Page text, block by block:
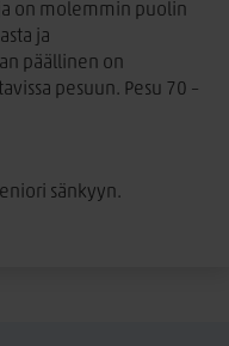
on molemmin puolin
ja
päällinen on
pesuun. Pesu 70 –
sänkyyn.